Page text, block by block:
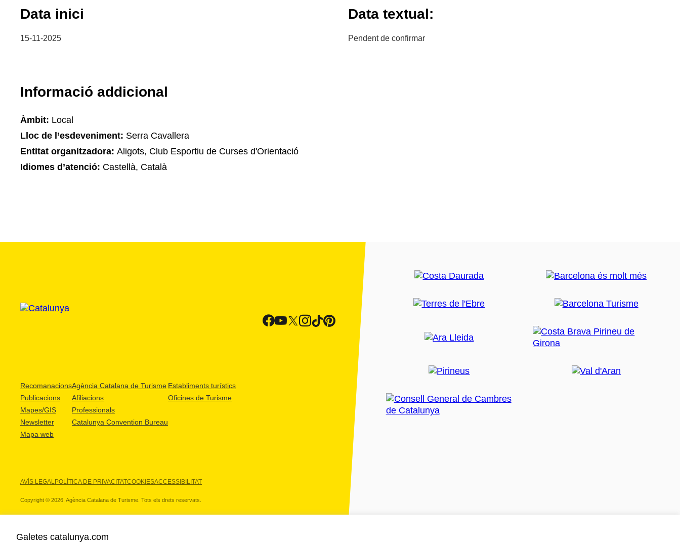
Data inici
15-11-2025
Data textual:
Pendent de confirmar
Informació addicional
Àmbit: Local
Lloc de l’esdeveniment: Serra Cavallera
Entitat organitzadora: Aligots, Club Esportiu de Curses d'Orientació
Idiomes d’atenció: Castellà, Català
Recomanacions
Publicacions
Mapes/GIS
Newsletter
Mapa web
Agència Catalana de Turisme
Afiliacions
Professionals
Catalunya Convention Bureau
Establiments turístics
Oficines de Turisme
AVÍS LEGALPOLÍTICA DE PRIVACITATCOOKIESACCESSIBILITAT
Copyright © 2026. Agència Catalana de Turisme. Tots els drets reservats.
Galetes catalunya.com